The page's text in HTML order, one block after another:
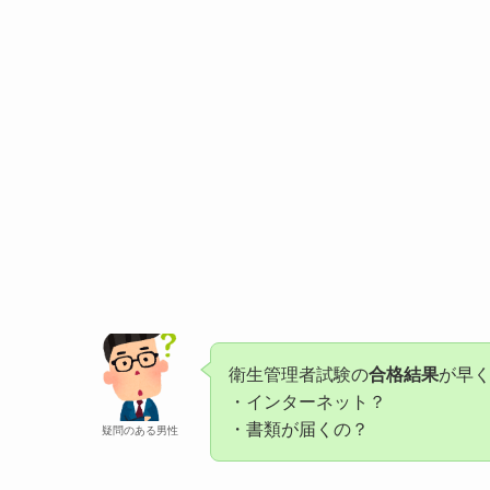
疑問のある男性
衛生管理者試験の合格結果が早
・インターネット？
・書類が届くの？